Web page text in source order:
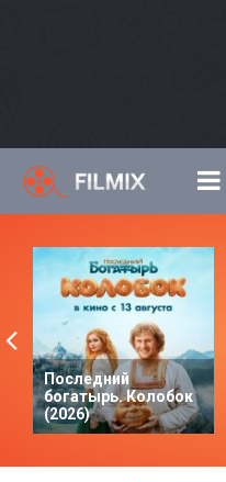
Последний
богатырь. Колобок
(2026)